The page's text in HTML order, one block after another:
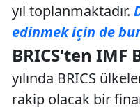
yıl toplanmaktadır.
edinmek için de
BRICS'ten IMF
yılında BRICS
rakip olacak bir